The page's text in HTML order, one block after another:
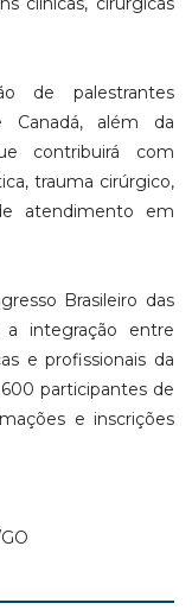
de palestrantes
Canadá, além da
contribuirá com
trauma cirúrgico,
atendimento em
Brasileiro das
a integração entre
e profissionais da
participantes de
e inscrições